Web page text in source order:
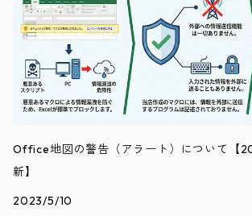
Office地図の警告（アラート）について【
新】
2023/5/10